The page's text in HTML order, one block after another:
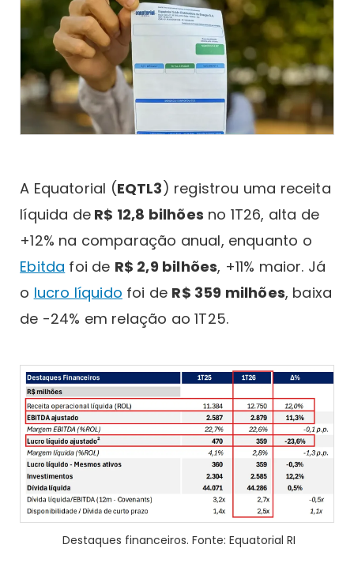
A Equatorial (EQTL3) registrou uma receita
líquida de R$ 12,8 bilhões no 1T26, alta de
+12% na comparação anual, enquanto o
Ebitda foi de R$ 2,9 bilhões, +11% maior. Já
o lucro líquido foi de R$ 359 milhões, baixa
de -24% em relação ao 1T25.
Destaques financeiros. Fonte: Equatorial RI